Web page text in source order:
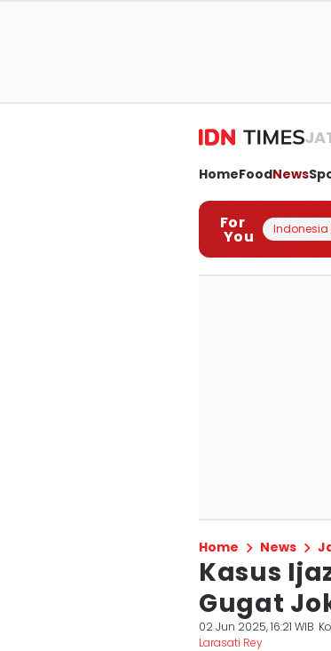
HomeFoodNews
For
You Indonesia
Home News
Kasus
Gugat
02 Jun 2025, 16:21 WIB
Larasati Rey